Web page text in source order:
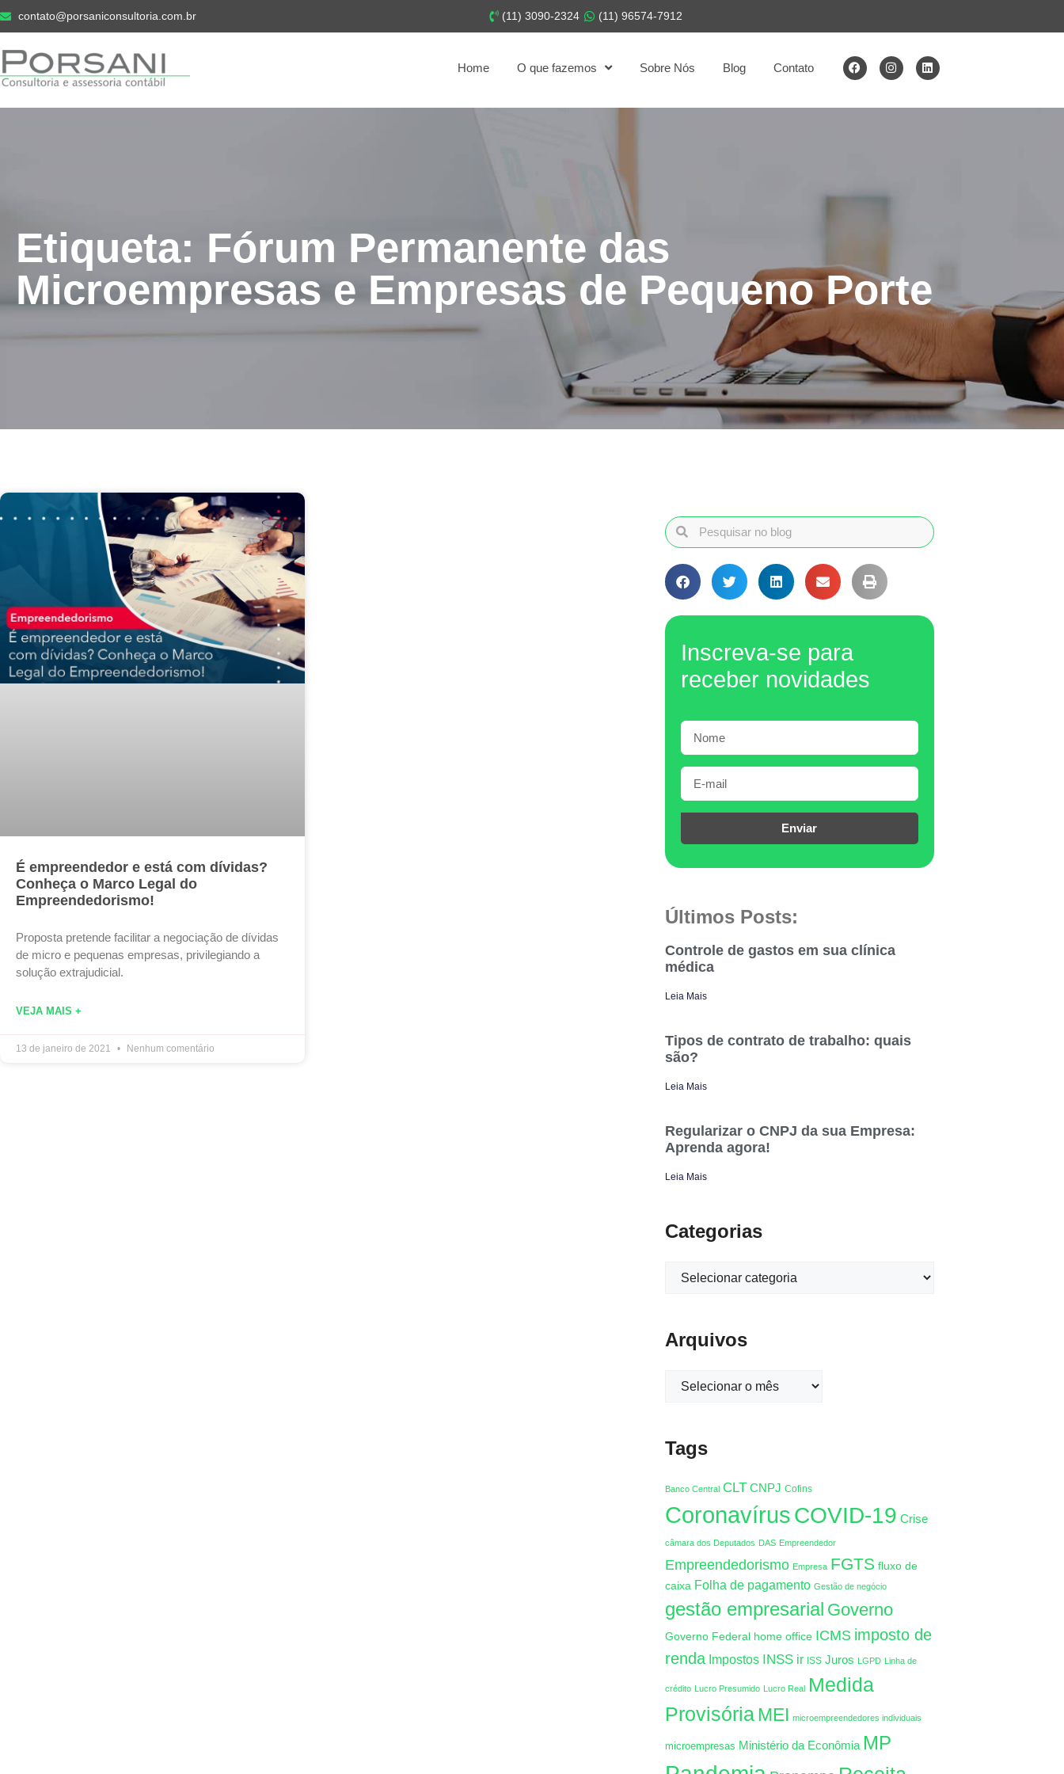
contato@porsaniconsultoria.com.br (11) 3090-2324 (11) 96574-7912
Home O que fazemos Sobre Nós Blog Contato
Etiqueta: Fórum Permanente das
Microempresas e Empresas de Pequeno Porte
É empreendedor e está com dívidas?
Conheça o Marco Legal do
Empreendedorismo!
Proposta pretende facilitar a negociação de dívidas
de micro e pequenas empresas, privilegiando a
solução extrajudicial.
VEJA MAIS +
13 de janeiro de 2021 Nenhum comentário
Inscreva-se para
receber novidades
Enviar
Últimos Posts:
Controle de gastos em sua clínica
médica
Leia Mais
Tipos de contrato de trabalho: quais
são?
Leia Mais
Regularizar o CNPJ da sua Empresa:
Aprenda agora!
Leia Mais
Categorias
Arquivos
Tags
Banco Central CLT CNPJ Cofins
CoronavírusCOVID-19 Crise
câmara dos Deputados DAS Empreendedor
Empreendedorismo Empresa FGTS fluxo de
caixa Folha de pagamento Gestão de negócio
gestão empresarial Governo
Governo Federal home office ICMS imposto de
renda Impostos INSS ir ISS Juros LGPD Linha de
crédito Lucro Presumido Lucro Real
Medida
ProvisóriaMEI microempreendedores individuais
microempresas Ministério da Econômia MP